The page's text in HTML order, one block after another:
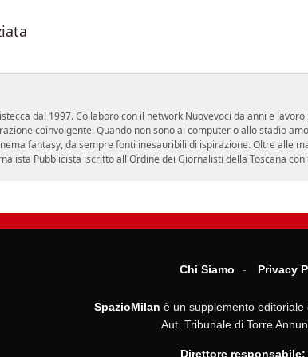
dal 1997. Collaboro con il network Nuovevoci da anni e
coinvolgente. Quando non sono al computer o allo stadio
fantasy, da sempre fonti inesauribili di ispirazione. Oltre alle
Pubblicista iscritto all'Ordine dei Giornalisti della Toscana
Chi Siamo Privacy
SpazioMilan è un supplemento editoriale
Aut. Tribunale di Torre
Direttore responsabile: